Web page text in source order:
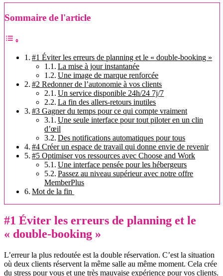
Sommaire de l'article
#1 Éviter les erreurs de planning et le « double-booking »
La mise à jour instantanée
Une image de marque renforcée
#2 Redonner de l’autonomie à vos clients
Un service disponible 24h/24 7j/7
La fin des allers-retours inutiles
#3 Gagner du temps pour ce qui compte vraiment
Une seule interface pour tout piloter en un clin
d’œil
Des notifications automatiques pour tous
#4 Créer un espace de travail qui donne envie de revenir
#5 Optimiser vos ressources avec Choose and Work
Une interface pensée pour les hébergeurs
Passez au niveau supérieur avec notre offre
MemberPlus
Mot de la fin
#1 Éviter les erreurs de planning et le
« double-booking »
L’erreur la plus redoutée est la double réservation. C’est la situation
où deux clients réservent la même salle au même moment. Cela crée
du stress pour vous et une très mauvaise expérience pour vos clients.